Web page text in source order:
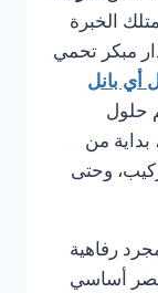
الخبرة
مبكر تحمي
أي بانل
حلول
بداية من
وحتى
رفاهية
أساسي